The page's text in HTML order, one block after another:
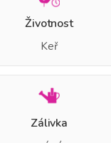
Životnost
Keř
Zálivka